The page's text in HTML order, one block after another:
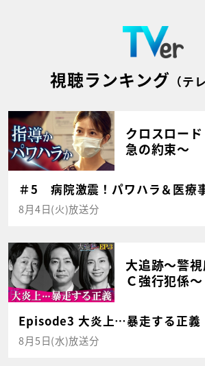
視聴ランキング （テ
クロスロー
急の約束～
＃5 病院激震！パワハラ＆医療
8月4日(火)放送分
大追跡～警
Ｃ強行犯係
Episode3 大炎上…暴走する正義
8月5日(水)放送分